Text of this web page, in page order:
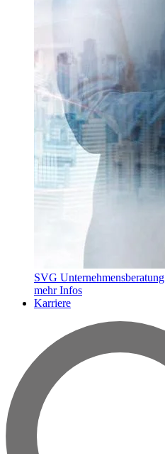
SVG Unternehmensberatung
mehr Infos
Karriere